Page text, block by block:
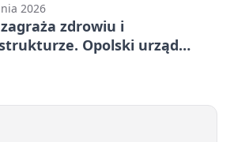
2026
zagraża zdrowiu i
Opolski urząd